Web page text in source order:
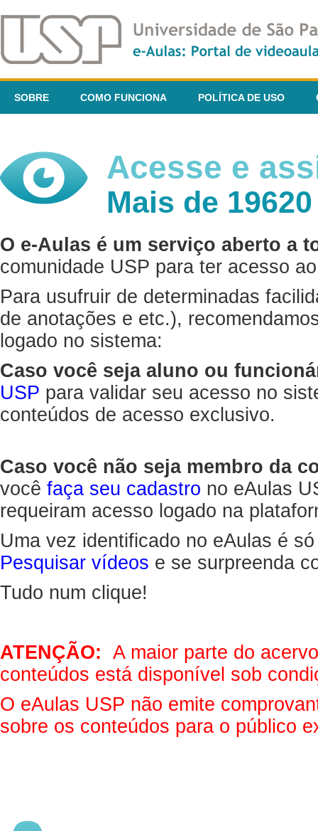
SOBRE COMO FUNCIONA POLÍTICA DE USO
Acesse e
Mais de
O e-Aulas é um serviço aberto a
comunidade USP para ter acesso
Para usufruir de determinadas
de anotações e etc.),
logado no sistema:
Caso você seja aluno ou
USP para validar seu acesso no
conteúdos de acesso exclusivo.
Caso você não seja membro da
você faça seu cadastro no eAulas
requeiram acesso logado na
Uma vez identificado no eAulas é
Pesquisar vídeos e se surpreenda
Tudo num clique!
ATENÇÃO: A maior parte do
conteúdos está disponível sob
O eAulas USP não emite
sobre os conteúdos para o público